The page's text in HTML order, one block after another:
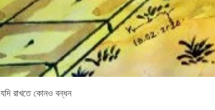
যদি রাখতে কোনও বন্ধন